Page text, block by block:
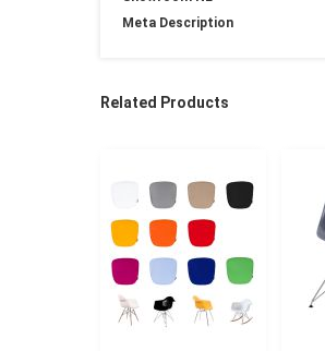
Meta Description
Related Products